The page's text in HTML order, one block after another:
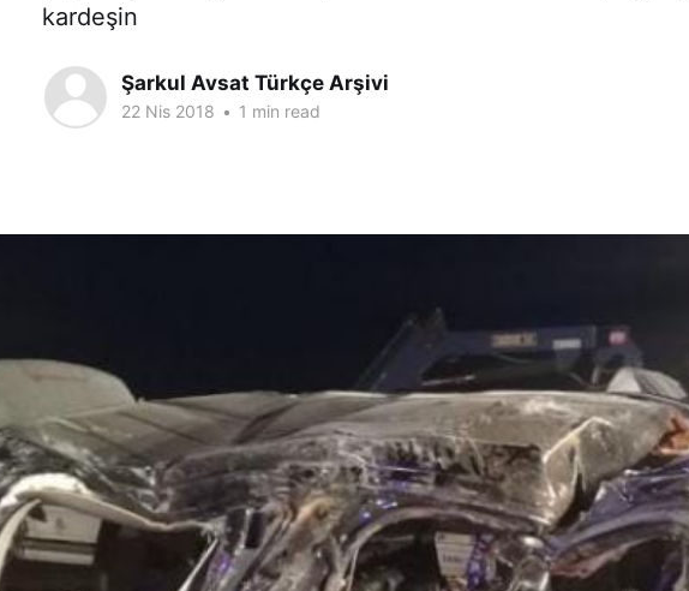
kardeşin
Şarkul Avsat Türkçe Arşivi
22 Nis 2018 • 1 min read